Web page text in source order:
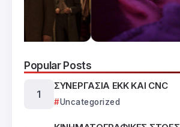
Popular Posts
ΣΥΝΕΡΓΑΣΙΑ ΕΚΚ ΚΑΙ CNC
Uncategorized